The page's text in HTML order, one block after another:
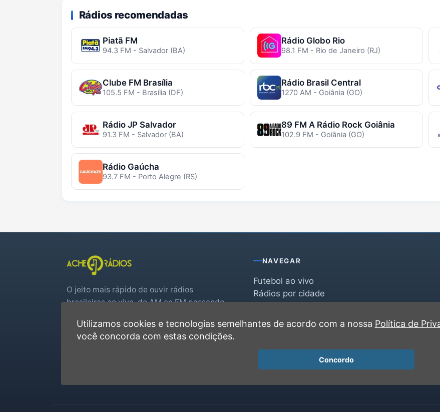
Rádios recomendadas
Piatã FM
94.3 FM - Salvador (BA)
Rádio Globo Rio
98.1 FM - Rio de Janeiro (RJ)
Clube FM Brasília
105.5 FM - Brasília (DF)
Rádio Brasil Central
1270 AM - Goiânia (GO)
Rádio JP Salvador
91.3 FM - Salvador (BA)
89 FM A Rádio Rock Goiânia
102.9 FM - Goiânia (GO)
Rádio Gaúcha
93.7 FM - Porto Alegre (RS)
O jeito mais rápido de ouvir rádios
brasileiras ao vivo, do AM ao FM passando
real.
NAVEGAR
Futebol ao vivo
Rádios por cidade
Favoritas
Utilizamos cookies e tecnologias semelhantes de acordo com a nossa Política de
você concorda com estas condições.
Concordo